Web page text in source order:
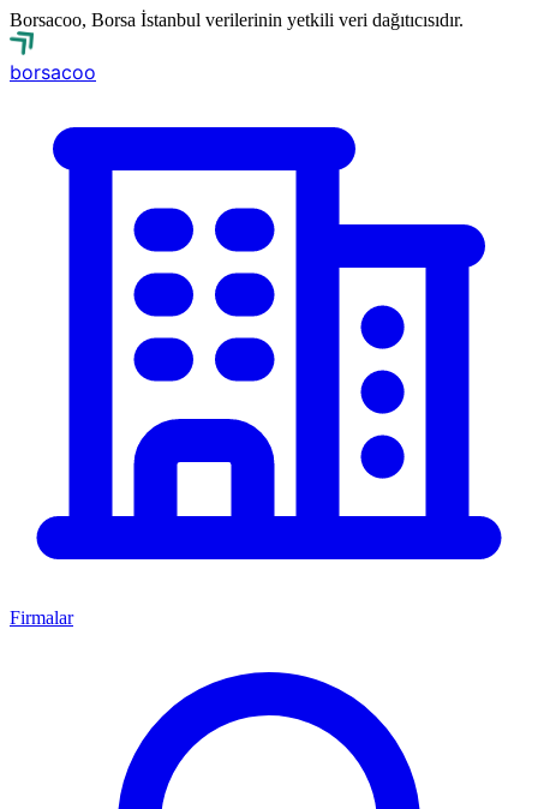
Borsacoo, Borsa İstanbul verilerinin yetkili veri dağıtıcısıdır.
borsacoo
Firmalar